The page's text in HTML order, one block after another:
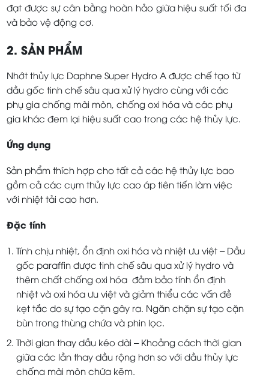
đạt được sự cân bằng hoàn hảo giữa hiệu suất tối đa
và bảo vệ động cơ.
2. SẢN PHẨM
Nhớt thủy lực Daphne Super Hydro A được chế tạo từ
dầu gốc tinh chế sâu qua xử lý hydro cùng với các
phụ gia chống mài mòn, chống oxi hóa và các phụ
gia khác đem lại hiệu suất cao trong các hệ thủy lực.
Ứng dụng
Sản phẩm thích hợp cho tất cả các hệ thủy lực bao
gồm cả các cụm thủy lực cao áp tiên tiến làm việc
với nhiệt tải cao hơn.
Đặc tính
Tính chịu nhiệt, ổn định oxi hóa và nhiệt ưu việt – Dầu
gốc paraffin được tinh chế sâu qua xử lý hydro và
thêm chất chống oxi hóa đảm bảo tính ổn định
nhiệt và oxi hóa ưu việt và giảm thiểu các vấn đề
kẹt tắc do sự tạo cặn gây ra. Ngăn chặn sự tạo cặn
bùn trong thùng chứa và phin lọc.
Thời gian thay dầu kéo dài – Khoảng cách thời gian
giữa các lần thay dầu rộng hơn so với dầu thủy lực
chống mài mòn chứa kẽm.